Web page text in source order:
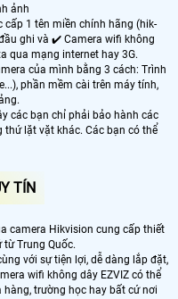
ảnh
1 tên miền chính hãng (hik-
ghi và ✔️ Camera wifi không
qua mạng internet hay 3G.
của mình bằng 3 cách: Trình
phần mềm cài trên máy tính,
các bạn chỉ phải bảo hành các
thứ lặt vặt khác. Các bạn có thể
TÍN
camera Hikvision cung cấp thiết
Trung Quốc.
với sự tiện lợi, dễ dàng lắp đặt,
wifi không dây EZVIZ có thể
trường học hay bất cứ nơi